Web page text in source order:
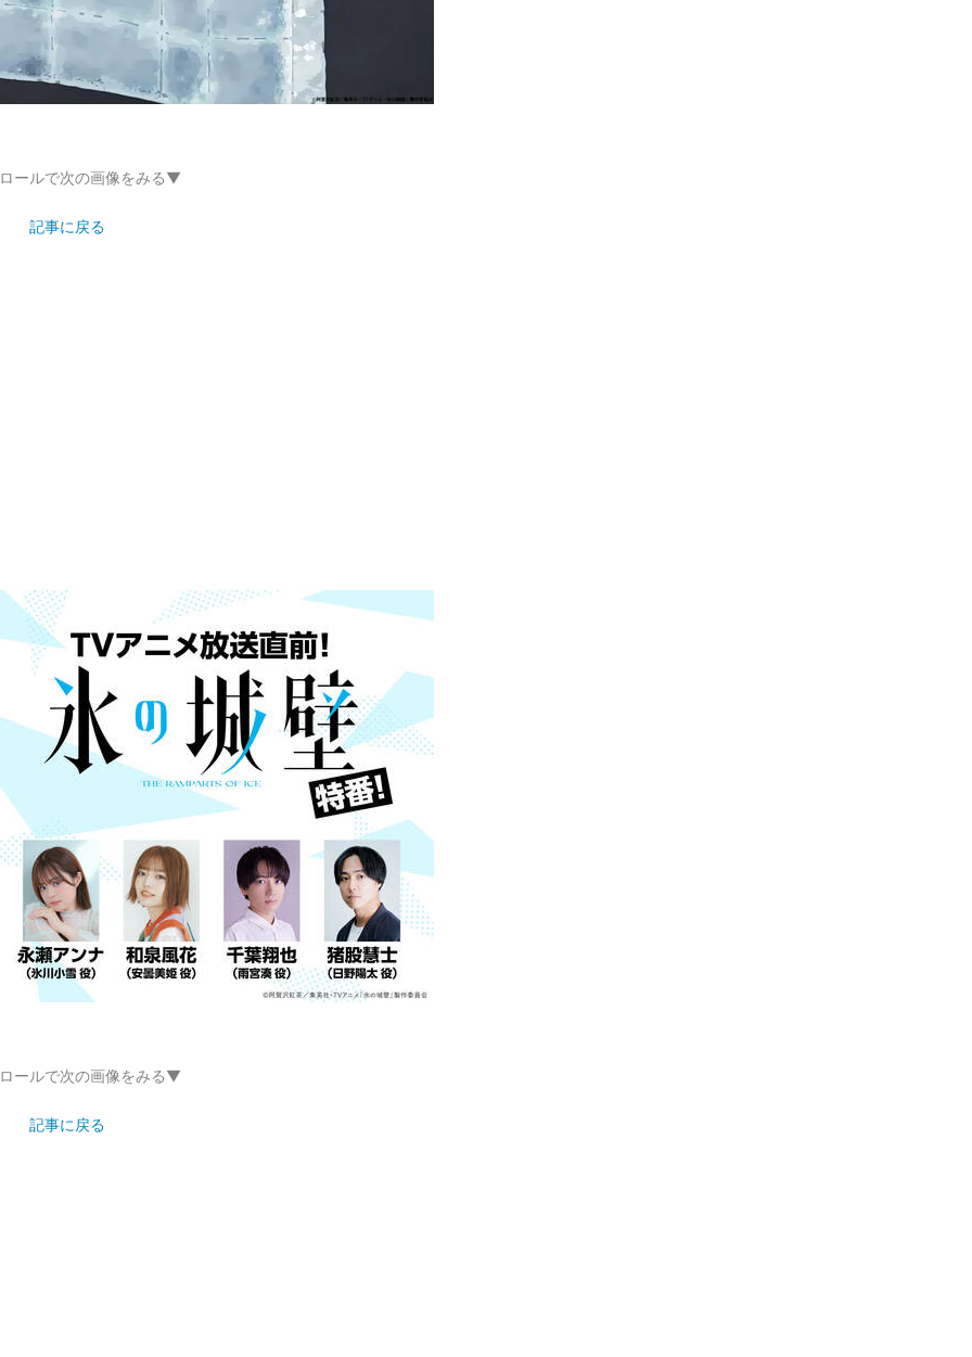
ールで次の画像をみる▼
記事に戻る
ールで次の画像をみる▼
記事に戻る